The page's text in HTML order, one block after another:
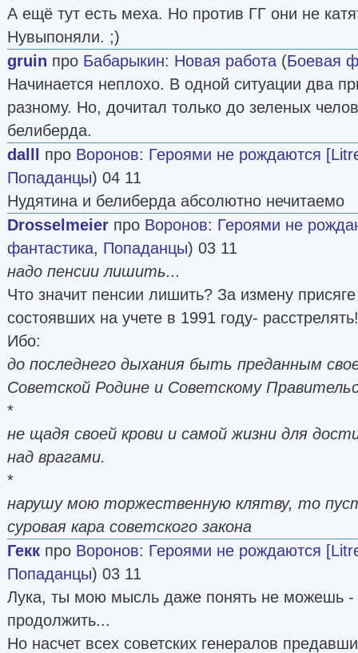
А ещё тут есть меха. Но против ГГ они не
Нувыпоняли. ;)
gruin про Бабарыкин: Новая работа (Боевая
Начинается неплохо. В одной ситуации два
разному. Но, дочитал только до зеленых
белиберда.
dalll
про Воронов: Героями не рождаются
Попаданцы) 04 11
Нудятина и белиберда абсолютно нечитаемо
Drosselmeier про Воронов: Героями не
фантастика, Попаданцы) 03 11
надо пенсии лишить...
Что значит пенсии лишить? За измену
состоявших на учете в 1991 году- расстрелять!
Ибо:
до последнего дыхания быть преданным
Советской Родине и Советскому
*
не щадя своей крови и самой жизни для
над врагами.
*
нарушу мою торжественную клятву, то
суровая кара советского закона
Гекк про Воронов: Героями не рождаются
Попаданцы) 03 11
Лука, ты мою мысль даже понять не можешь -
продолжить...
Но насчет всех советских генералов